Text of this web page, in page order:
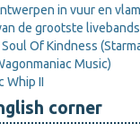
in vuur en
de grootste
Of Kindness
Music)
Whip II
corner